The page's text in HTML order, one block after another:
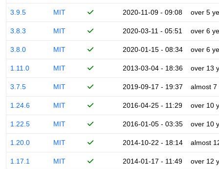
3.9.5 MIT 2020-11-09 - 09:08 over 5
3.8.3 MIT 2020-03-11 - 05:51 over 6
3.8.0 MIT 2020-01-15 - 08:34 over 6
1.11.0 MIT 2013-03-04 - 18:36 over 13
3.7.5 MIT 2019-09-17 - 19:37 almost 7
1.24.6 MIT 2016-04-25 - 11:29 over 10
1.22.5 MIT 2016-01-05 - 03:35 over 10
1.20.0 MIT 2014-10-22 - 18:14 almost
1.17.1 MIT 2014-01-17 - 11:49 over 12